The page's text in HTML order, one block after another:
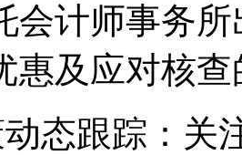
会计师事务
惠及应对核查
跟踪：关